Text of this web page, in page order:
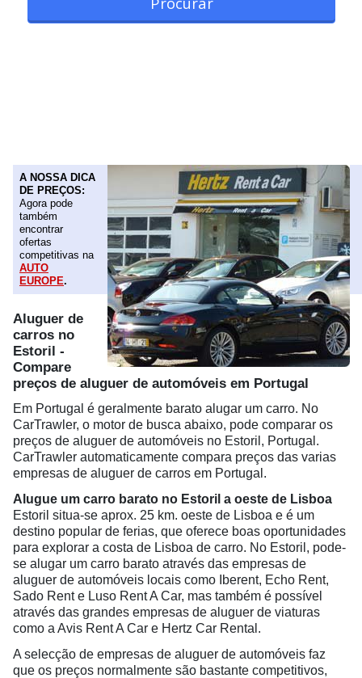
A NOSSA DICA
DE PREÇOS:
Agora pode
também
encontrar
ofertas
competitivas na
AUTO
EUROPE.
Aluguer de
carros no
Estoril -
Compare
preços de aluguer de automóveis em Portugal
Em Portugal é geralmente barato alugar um carro. No
CarTrawler, o motor de busca abaixo, pode comparar os
preços de aluguer de automóveis no Estoril, Portugal.
CarTrawler automaticamente compara preços das varias
empresas de aluguer de carros em Portugal.
Alugue um carro barato no Estoril a oeste de Lisboa
Estoril situa-se aprox. 25 km. oeste de Lisboa e é um
destino popular de ferias, que oferece boas oportunidades
para explorar a costa de Lisboa de carro. No Estoril, pode-
se alugar um carro barato através das empresas de
aluguer de automóveis locais como Iberent, Echo Rent,
Sado Rent e Luso Rent A Car, mas também é possível
através das grandes empresas de aluguer de viaturas
como a Avis Rent A Car e Hertz Car Rental.
A selecção de empresas de aluguer de automóveis faz
que os preços normalmente são bastante competitivos,